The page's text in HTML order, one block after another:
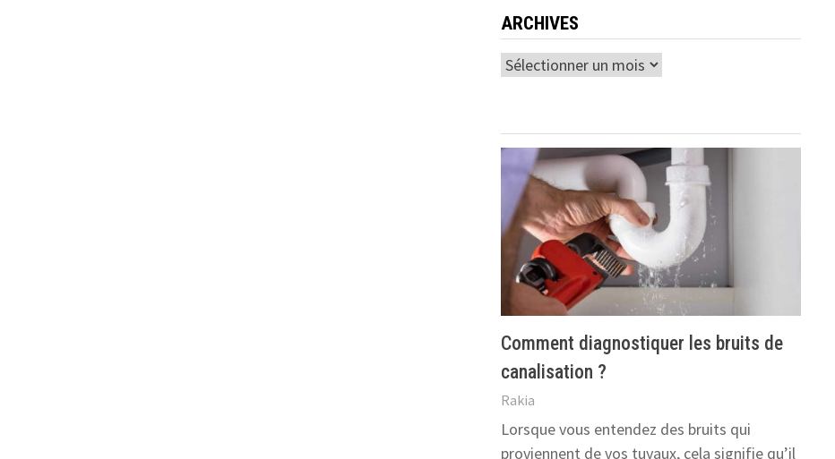
ARCHIVES
Archives
Comment diagnostiquer les bruits de
canalisation ?
Rakia
Lorsque vous entendez des bruits qui
proviennent de vos tuyaux, cela signifie qu’il